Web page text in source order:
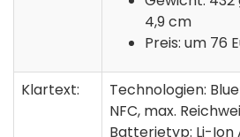
4,9 cm
Preis: um 76
Klartext:
Technologien:
NFC, max.
Batterietyp: Li-Ion